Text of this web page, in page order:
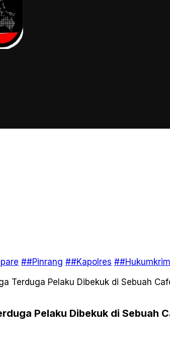
##Pinrang ##Kapolres
Terduga Pelaku Dibekuk di Sebuah
Pelaku Dibekuk di Sebuah